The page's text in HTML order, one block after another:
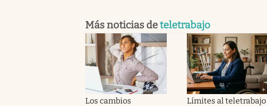
Más noticias deteletrabajo
Los cambios
Límites al teletrabajo